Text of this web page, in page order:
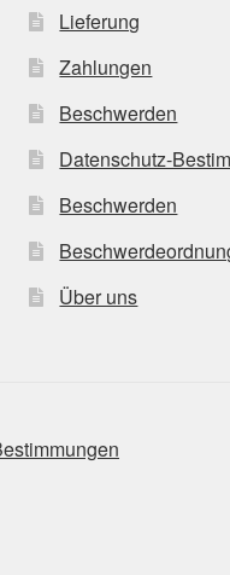
Lieferung
Zahlungen
Beschwerden
Datenschutz-
Beschwerden
Über uns